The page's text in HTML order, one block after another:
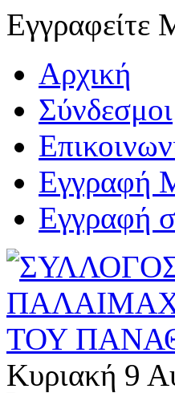
Εγγραφείτε
Αρχική
Σύνδεσμοι
Εγγραφή
Εγγραφή
Κυριακή 9